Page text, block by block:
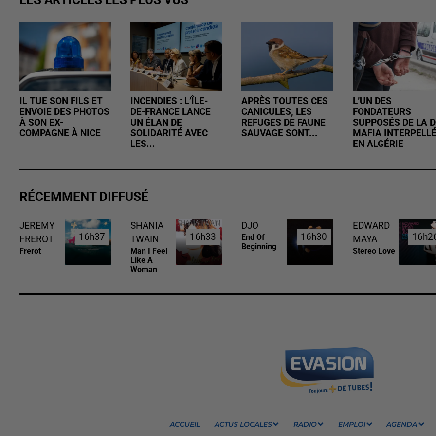
IL TUE SON FILS ET
ENVOIE DES PHOTOS
À SON EX-
COMPAGNE À NICE
INCENDIES : L’ÎLE-
DE-FRANCE LANCE
UN ÉLAN DE
SOLIDARITÉ AVEC
LES...
APRÈS TOUTES CES
CANICULES, LES
REFUGES DE FAUNE
SAUVAGE SONT...
L’UN DES
FONDATEURS
SUPPOSÉS DE LA
MAFIA INTERPELLÉ
EN ALGÉRIE
RÉCEMMENT DIFFUSÉ
JEREMY
FREROT
Frerot
16h37
16h37
SHANIA
TWAIN
Man I Feel
Like A
Woman
16h33
16h33
DJO
End Of
Beginning
16h30
16h30
EDWARD
MAYA
Stereo Love
ACCUEIL ACTUS LOCALES RADIO EMPLOI AGENDA